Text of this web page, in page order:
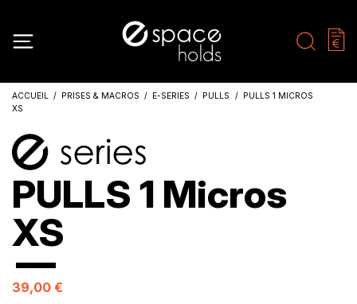
ACCUEIL PRISES & MACROS E-SERIES PULLS
PULLS 1 MICROS
XS
PULLS 1 Micros
XS
39,00 €